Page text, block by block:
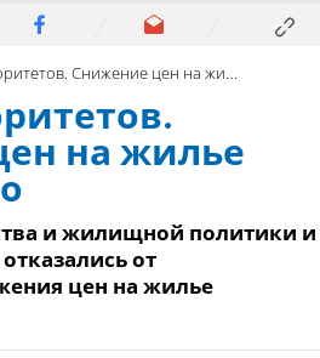
Снижение цен на жилье неактуально
на жилье
и жилищной политики и
от
цен на жилье